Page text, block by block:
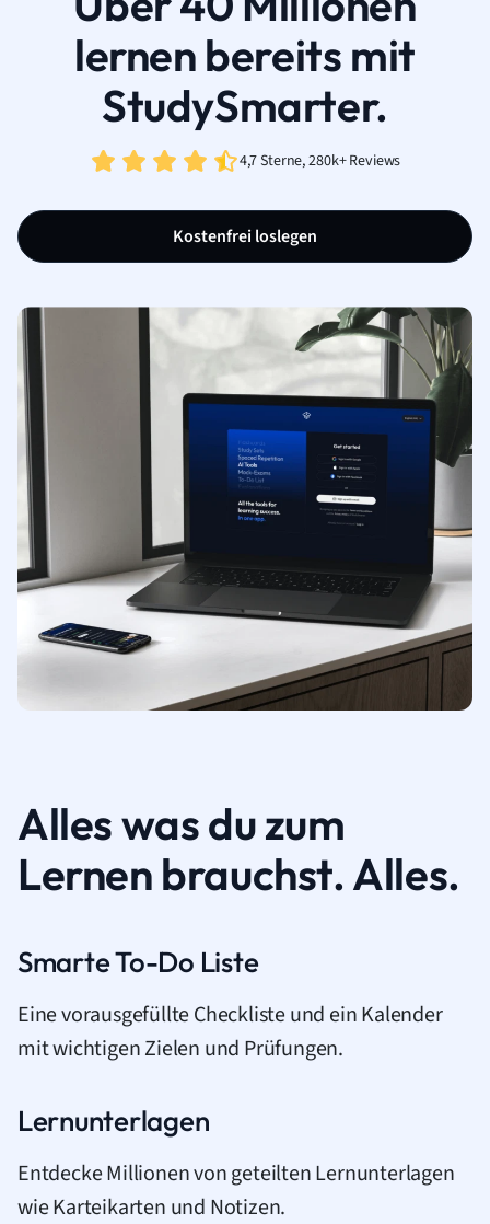
lernen bereits mit
StudySmarter.
4,7 Sterne, 280k+ Reviews
Kostenfrei loslegen
Alles was du zum
Lernen brauchst. Alles.
Smarte To-Do Liste
Eine vorausgefüllte Checkliste und ein Kalender
mit wichtigen Zielen und Prüfungen.
Lernunterlagen
Entdecke Millionen von geteilten Lernunterlagen
wie Karteikarten und Notizen.